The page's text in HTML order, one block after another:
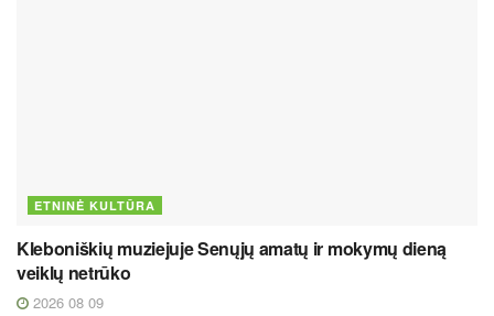
ETNINĖ KULTŪRA
Kleboniškių muziejuje Senųjų amatų ir mokymų dieną
veiklų netrūko
2026 08 09